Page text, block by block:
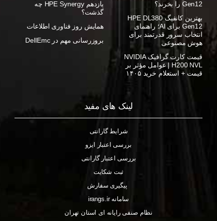
Gen12 را بخرند؟
بهترین کانفیگ HPE DL380
Gen12 برای AI؛ راهنمای
انتخاب سرور قدرتمند برای
هوش مصنوعی
قیمت کارت گرافیک NVIDIA
H200 NVL | عوامل مؤثر بر
قیمت + استعلام خرید ۱۴۰۵
یازدهم HPE Synergy چه
گذشت؟
همایش روز فناوری اطلاعات
بروزرسانی مهم در DellEmc
لینک های مفید
شرایط گارانتی
بررسی اعتبار ایزو
بررسی اعتبار گارانتی
ثبت شکایت
پیگیری سفارش
سامانه irangs.ir
نظام صنفی رایانه ای استان تهران